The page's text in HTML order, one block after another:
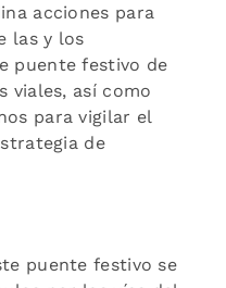
acciones para
las y los
puente festivo de
viales, así como
para vigilar el
de
puente festivo se